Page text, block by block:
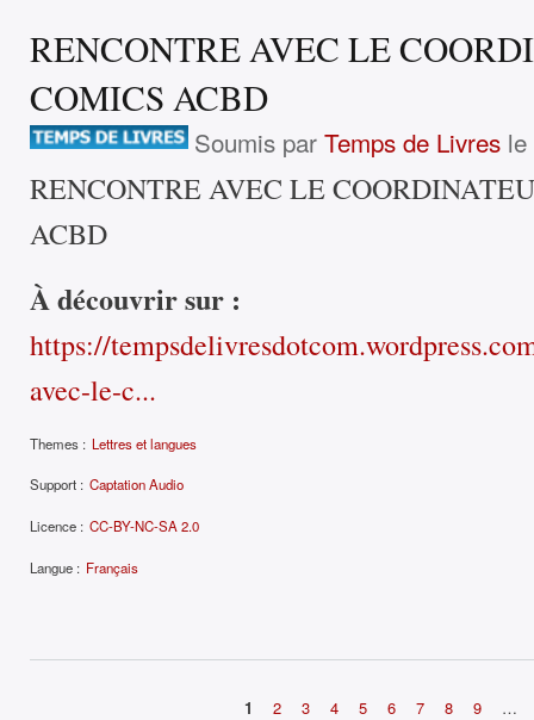
RENCONTRE AVEC LE
COMICS ACBD
Soumis parTemps de Livres
RENCONTRE AVEC LE
ACBD
À découvrir sur :
https://
avec-le-c...
Themes : Lettres et langues
Support : Captation Audio
Licence : CC-BY-NC-SA 2.0
Langue : Français
1 2 3 4 5 6 7 8 9 …